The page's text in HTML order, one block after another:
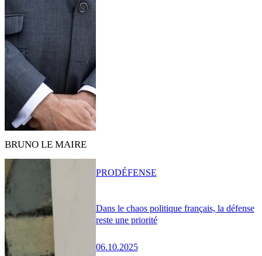
BRUNO LE MAIRE
Dans le chaos politique français, la défense
reste une priorité
06.10.2025
PRODÉFENSE